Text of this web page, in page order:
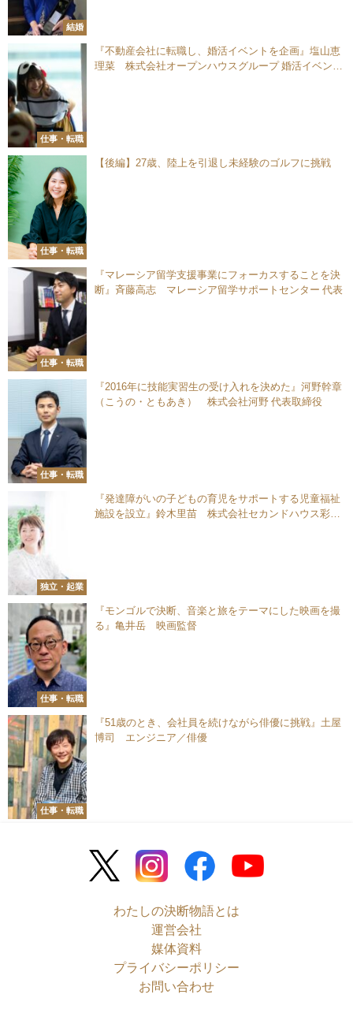
結婚
仕事・転職
『不動産会社に転職し、婚活イベントを企画』塩山恵
理菜 株式会社オープンハウスグループ 婚活イベント
仕事・転職
【後編】27歳、陸上を引退し未経験のゴルフに挑戦
仕事・転職
『マレーシア留学支援事業にフォーカスすることを決
断』斉藤高志 マレーシア留学サポートセンター 代表
仕事・転職
『2016年に技能実習生の受け入れを決めた』河野幹章
（こうの・ともあき） 株式会社河野 代表取締役
独立・起業
『発達障がいの子どもの育児をサポートする児童福祉
施設を設立』鈴木里苗 株式会社セカンドハウス彩祐
仕事・転職
『モンゴルで決断、音楽と旅をテーマにした映画を撮
る』亀井岳 映画監督
仕事・転職
『51歳のとき、会社員を続けながら俳優に挑戦』土屋
博司 エンジニア／俳優
わたしの決断物語とは
運営会社
媒体資料
プライバシーポリシー
お問い合わせ